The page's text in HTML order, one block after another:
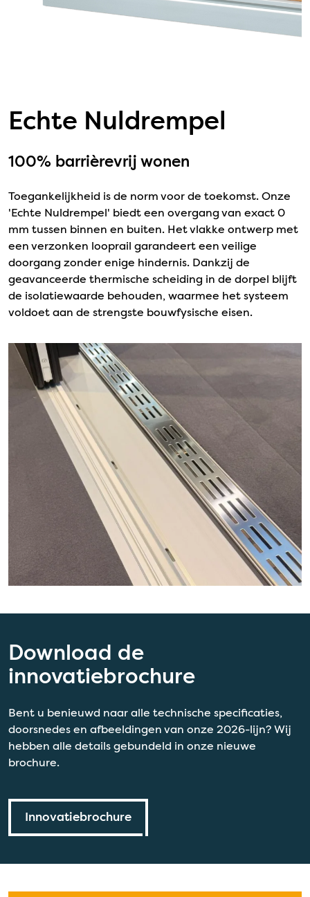
Echte Nuldrempel
100% barrièrevrij wonen
Toegankelijkheid is de norm voor de toekomst. Onze
'Echte Nuldrempel' biedt een overgang van exact 0
mm tussen binnen en buiten. Het vlakke ontwerp met
een verzonken looprail garandeert een veilige
doorgang zonder enige hindernis. Dankzij de
geavanceerde thermische scheiding in de dorpel blijft
de isolatiewaarde behouden, waarmee het systeem
voldoet aan de strengste bouwfysische eisen.
Download de
innovatiebrochure
Bent u benieuwd naar alle technische specificaties,
doorsnedes en afbeeldingen van onze 2026-lijn? Wij
hebben alle details gebundeld in onze nieuwe
brochure.
Innovatiebrochure